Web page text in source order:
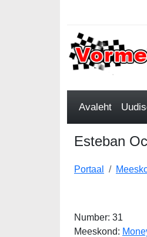
Avaleht
Esteban
Portaal
Number: 31
Meeskond: